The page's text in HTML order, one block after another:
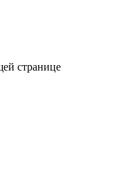
странице